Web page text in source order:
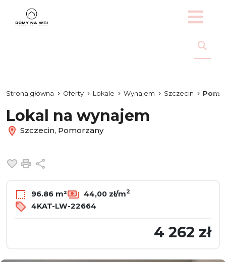
Strona główna Oferty Lokale Wynajem Szczecin
Lokal na wynajem
Szczecin, Pomorzany
Dodaj do ulubionych
Drukuj
96.86 m² 44,00 zł/m2
4KAT-LW-22664
4 262 zł